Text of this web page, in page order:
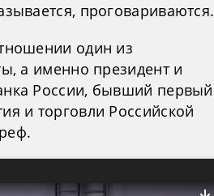
проговариваются.
один из
а именно президент и
России, бывший первый
и торговли Российской